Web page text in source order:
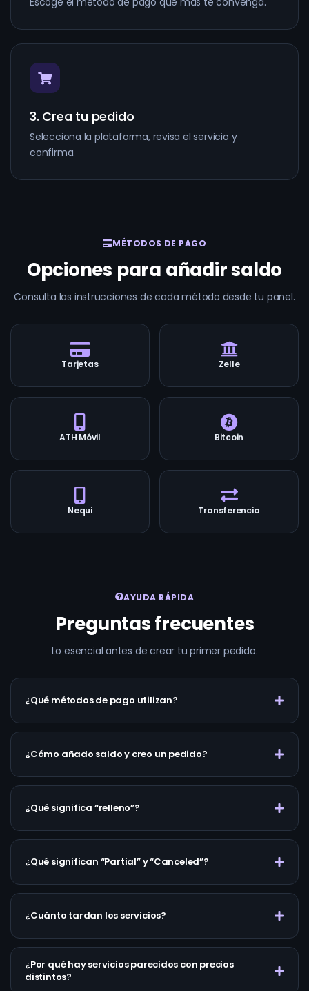
3. Crea tu pedido
Selecciona la plataforma, revisa el servicio y
confirma.
MÉTODOS DE PAGO
Opciones para añadir saldo
Consulta las instrucciones de cada método desde tu panel.
Tarjetas Zelle
ATH Móvil Bitcoin
Nequi Transferencia
AYUDA RÁPIDA
Preguntas frecuentes
Lo esencial antes de crear tu primer pedido.
¿Qué métodos de pago utilizan?
¿Cómo añado saldo y creo un pedido?
¿Qué significa “relleno”?
¿Qué significan “Partial” y “Canceled”?
¿Cuánto tardan los servicios?
¿Por qué hay servicios parecidos con precios
distintos?